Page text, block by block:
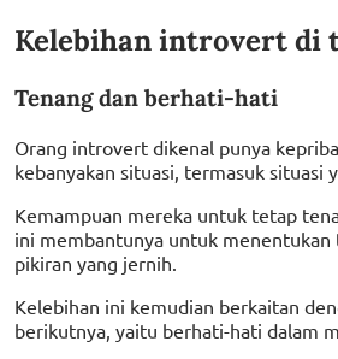
Kelebihan introvert di
Tenang dan berhati-hati
Orang introvert dikenal punya
kebanyakan situasi, termasuk situasi
Kemampuan mereka untuk tetap
ini membantunya untuk menentukan
pikiran yang jernih.
Kelebihan ini kemudian berkaitan
berikutnya, yaitu berhati-hati dalam